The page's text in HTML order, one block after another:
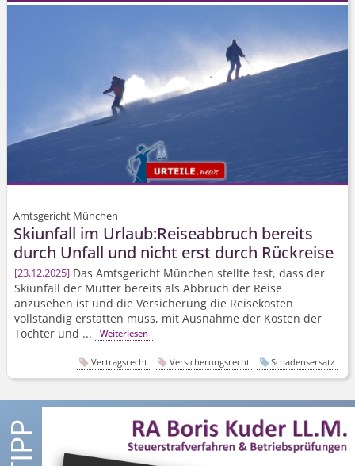
Amtsgericht München
Skiunfall im Urlaub:Reiseabbruch bereits
durch Unfall und nicht erst durch Rückreise
23.12.2025 Das Amtsgericht München stellte fest, dass der
Skiunfall der Mutter bereits als Abbruch der Reise
anzusehen ist und die Versicherung die Reisekosten
vollständig erstatten muss, mit Ausnahme der Kosten der
Tochter und ...
Weiterlesen
Vertragsrecht Versicherungsrecht Schadensersatz